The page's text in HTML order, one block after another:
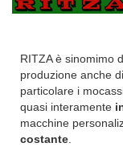
RITZA è sinomimo
produzione anche
particolare i
quasi interamente
macchine
costante